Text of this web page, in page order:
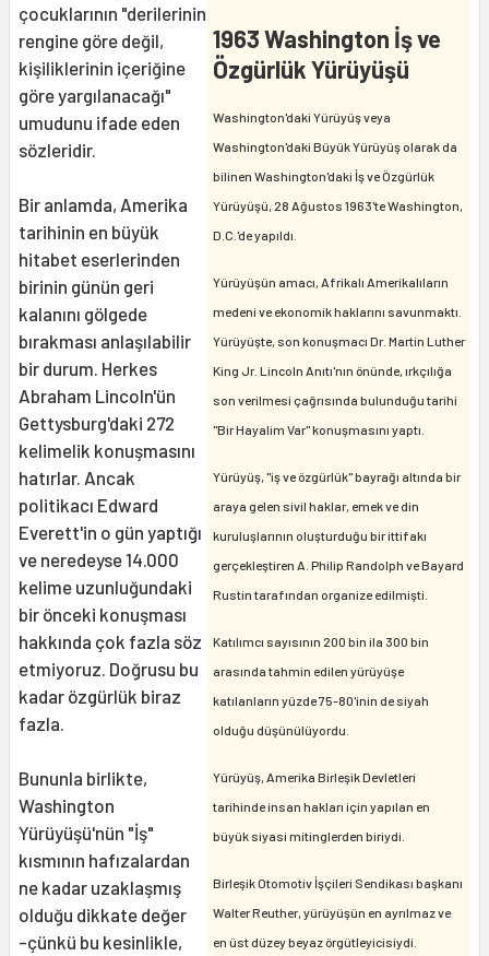
1963 Washington İş ve
Özgürlük Yürüyüşü
Washington'daki Yürüyüş veya
Washington'daki Büyük Yürüyüş olarak da
bilinen Washington'daki İş ve Özgürlük
Yürüyüşü, 28 Ağustos 1963'te Washington,
D.C.'de yapıldı.
Yürüyüşün amacı, Afrikalı Amerikalıların
medeni ve ekonomik haklarını savunmaktı.
Yürüyüşte, son konuşmacı Dr. Martin Luther
King Jr. Lincoln Anıtı'nın önünde, ırkçılığa
son verilmesi çağrısında bulunduğu tarihi
"Bir Hayalim Var" konuşmasını yaptı.
Yürüyüş, "iş ve özgürlük" bayrağı altında bir
araya gelen sivil haklar, emek ve din
kuruluşlarının oluşturduğu bir ittifakı
gerçekleştiren A. Philip Randolph ve Bayard
Rustin tarafından organize edilmişti.
Katılımcı sayısının 200 bin ila 300 bin
arasında tahmin edilen yürüyüşe
katılanların yüzde 75-80'inin de siyah
olduğu düşünülüyordu.
Yürüyüş, Amerika Birleşik Devletleri
tarihinde insan hakları için yapılan en
büyük siyasi mitinglerden biriydi.
Birleşik Otomotiv İşçileri Sendikası başkanı
Walter Reuther, yürüyüşün en ayrılmaz ve
en üst düzey beyaz örgütleyicisiydi.
çocuklarının "derilerinin
rengine göre değil,
kişiliklerinin içeriğine
göre yargılanacağı"
umudunu ifade eden
sözleridir.
Bir anlamda, Amerika
tarihinin en büyük
hitabet eserlerinden
birinin günün geri
kalanını gölgede
bırakması anlaşılabilir
bir durum. Herkes
Abraham Lincoln'ün
Gettysburg'daki 272
kelimelik konuşmasını
hatırlar. Ancak
politikacı Edward
Everett'in o gün yaptığı
ve neredeyse 14.000
kelime uzunluğundaki
bir önceki konuşması
hakkında çok fazla söz
etmiyoruz. Doğrusu bu
kadar özgürlük biraz
fazla.
Bununla birlikte,
Washington
Yürüyüşü'nün "İş"
kısmının hafızalardan
ne kadar uzaklaşmış
olduğu dikkate değer
-çünkü bu kesinlikle,